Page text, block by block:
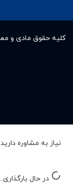
کلیه حقوق مادى و
نیاز به مشاوره
در حال